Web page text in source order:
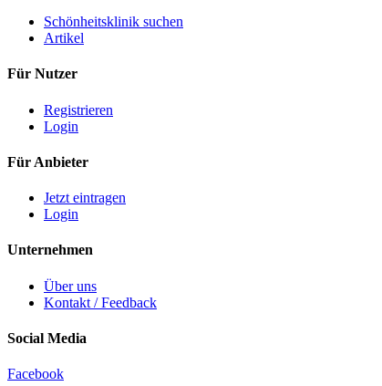
Schönheitsklinik suchen
Artikel
Für Nutzer
Registrieren
Login
Für Anbieter
Jetzt eintragen
Login
Unternehmen
Über uns
Kontakt / Feedback
Social Media
Facebook